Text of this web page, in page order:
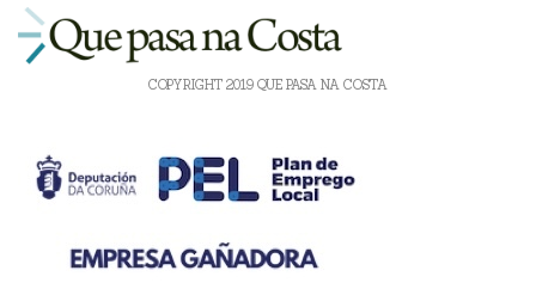
COPYRIGHT 2019 QUE PASA NA COSTA